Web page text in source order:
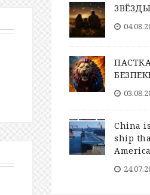
ЗВЁЗДЫ
China
ship